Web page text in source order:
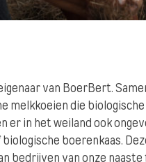
van BoerBert.
melkkoeien die
er in het weiland ook
boerenkaas.
bedrijven van onze naaste